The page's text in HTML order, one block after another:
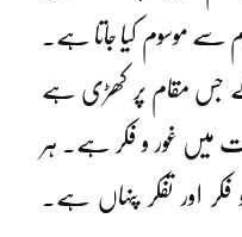
سے موسوم کیا جاتا ہے۔
کے جس مقام پر کھڑی ہے
میں غور و فکر ہے۔ ہر
اور تفکر پنہاں ہے۔